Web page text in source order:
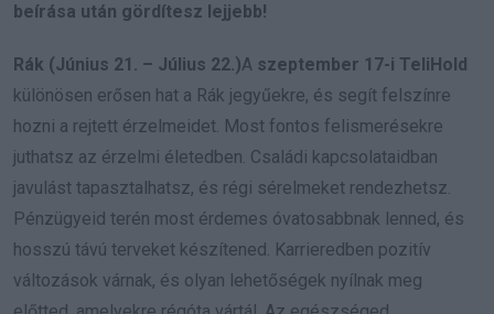
beírása után gördítesz lejjebb!
Rák (Június 21. – Július 22.)A szeptember 17-i TeliHold
különösen erősen hat a Rák jegyűekre, és segít felszínre
hozni a rejtett érzelmeidet. Most fontos felismerésekre
juthatsz az érzelmi életedben. Családi kapcsolataidban
javulást tapasztalhatsz, és régi sérelmeket rendezhetsz.
Pénzügyeid terén most érdemes óvatosabbnak lenned, és
hosszú távú terveket készítened. Karrieredben pozitív
változások várnak, és olyan lehetőségek nyílnak meg